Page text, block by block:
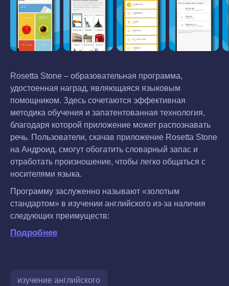
Rosetta Stone – образовательная программа,
удостоенная наград, являющаяся языковым
помощником. Здесь сочетаются эффективная
методика обучения и запатентованная технология,
благодаря которой приложение может распознавать
речь. Пользователи, скачав приложение Rosetta Stone
на Андроид, смогут обогатить словарный запас и
отработать произношение, чтобы легко общаться с
носителями языка.
Программу заслуженно называют «золотым
стандартом» в изучении английского из-за наличия
следующих преимуществ:
Подробнее
изучение английского